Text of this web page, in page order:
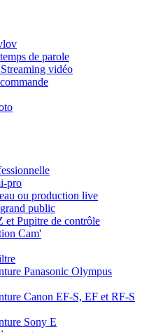
de parole
vidéo
pro
ou production live
public
et Pupitre de contrôle
Cam'
Panasonic Olympus
Canon EF-S, EF et RF-S
Sony E